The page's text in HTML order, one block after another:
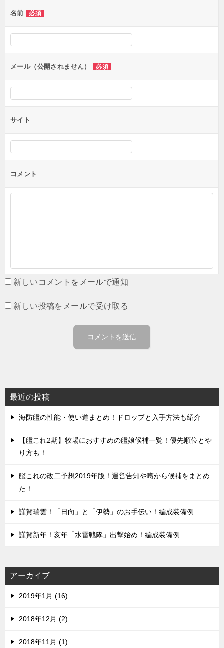
ー
シ
ョ
ン
名前 必須
メール（公開されません） 必須
サイト
コメント
新しいコメントをメールで通知
新しい投稿をメールで受け取る
最近の投稿
海防艦の性能・使い道まとめ！ドロップと入手方法も紹介
【艦これ2期】牧場におすすめの艦娘候補一覧！優先順位とや
り方も！
艦これの改二予想2019年版！運営告知や噂から候補をまとめ
た！
謹賀瑞雲！「日向」と「伊勢」のお手伝い！編成装備例
謹賀新年！亥年「水雷戦隊」出撃始め！編成装備例
アーカイブ
2019年1月 (16)
2018年12月 (2)
2018年11月 (1)